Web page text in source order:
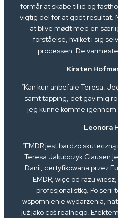
formår at skabe tillid og
vigtig del for at godt resultat.
at blive mødt med en
forståelse, hvilket i sig
processen. De
Kirsten
“Kan kun anbefale Teresa.
samt tapping, det gav mig
jeg kunne komme
Leonora
“EMDR jest bardzo
Teresa Jakubczyk Clausen
Danii, certyfikowana przez
EMDR, więc od razu
profesjonalistką. Po serii
wspomnienie wydarzenia,
już jako coś realnego.